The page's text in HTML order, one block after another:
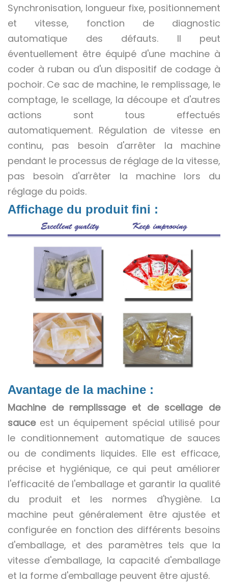
Synchronisation, longueur fixe, positionnement
et vitesse, fonction de diagnostic
automatique des défauts. Il peut
éventuellement être équipé d'une machine à
coder à ruban ou d'un dispositif de codage à
pochoir. Ce sac de machine, le remplissage, le
comptage, le scellage, la découpe et d'autres
actions sont tous effectués
automatiquement. Régulation de vitesse en
continu, pas besoin d'arrêter la machine
pendant le processus de réglage de la vitesse,
pas besoin d'arrêter la machine lors du
réglage du poids.
Affichage du produit fini :
Avantage de la machine :
Machine de remplissage et de scellage de
sauceest un équipement spécial utilisé pour
le conditionnement automatique de sauces
ou de condiments liquides. Elle est efficace,
précise et hygiénique, ce qui peut améliorer
l'efficacité de l'emballage et garantir la qualité
du produit et les normes d'hygiène. La
machine peut généralement être ajustée et
configurée en fonction des différents besoins
d'emballage, et des paramètres tels que la
vitesse d'emballage, la capacité d'emballage
et la forme d'emballage peuvent être ajusté.